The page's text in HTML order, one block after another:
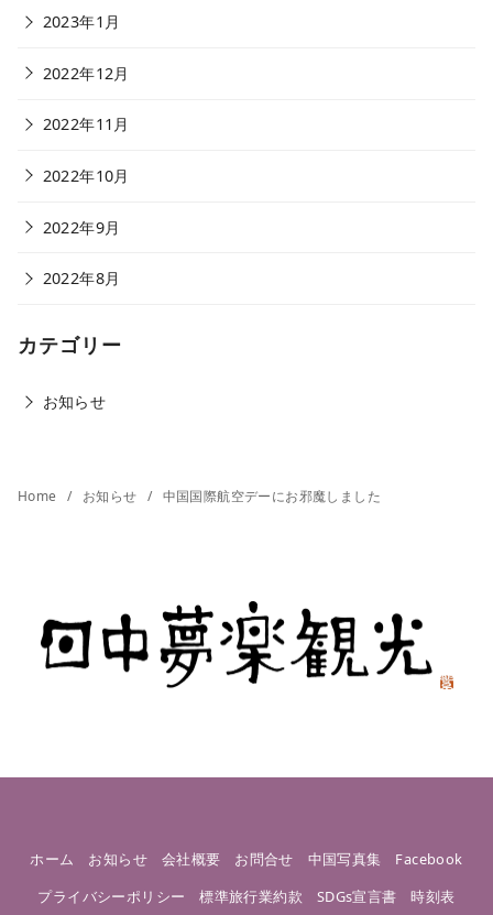
2023年1月
2022年12月
2022年11月
2022年10月
2022年9月
2022年8月
カテゴリー
お知らせ
Home お知らせ 中国国際航空デーにお邪魔しました
ホーム お知らせ 会社概要 お問合せ 中国写真集
Facebook
プライバシーポリシー
標準旅行業約款 SDGs宣言書 時刻表